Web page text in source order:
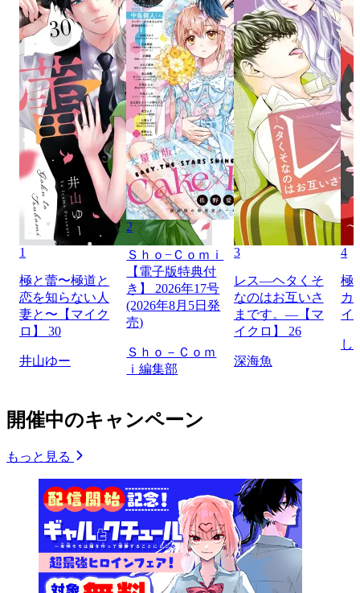
1
極と蕾〜極道と
恋を知らない人
妻と〜【マイク
ロ】 30
井山ゆー
2
Ｓｈｏ−Ｃｏｍｉ
【電子版特典付
き】 2026年17号
(2026年8月5日発
売)
Ｓｈｏ－Ｃｏｍ
ｉ編集部
3
レス―ヘタくそ
なのはお互いさ
まです。―【マ
イクロ】 26
深海魚
4
極
カ
イ
し
開催中のキャンペーン
もっと見る